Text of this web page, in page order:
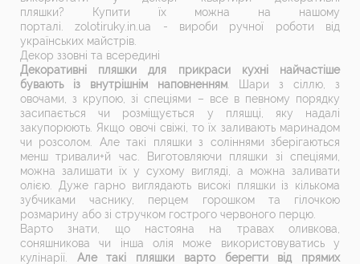
пляшки? Купити їх можна на нашому
порталі. zolotiruky.in.uа - вироби ручної роботи від
українських майстрів.
Декор ззовні та всередині
Декоративні пляшки для прикраси кухні найчастіше
бувають із внутрішнім наповненням. Шари з сіллю, з
овочами, з крупою, зі спеціями – все в певному порядку
засипається чи розміщується у пляшці, яку надалі
закупорюють. Якщо овочі свіжі, то їх заливають маринадом
чи розсолом. Але такі пляшки з соліннями зберігаються
менш тривали+й час. Виготовляючи пляшки зі спеціями,
можна залишати їх у сухому вигляді, а можна заливати
олією. Дуже гарно виглядають високі пляшки із кількома
зубчиками часнику, перцем горошком та гілочкою
розмарину або зі стручком гострого червоного перцю.
Варто знати, що настояна на травах оливкова,
соняшникова чи інша олія може використовуватись у
кулінарії. Але такі пляшки варто берегти від прямих